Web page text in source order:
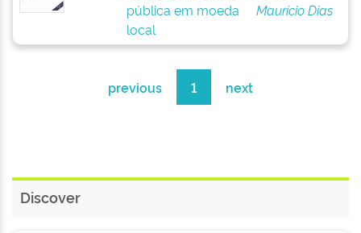
pública em moeda
local
Maurício Dias
previous 1 next
Discover